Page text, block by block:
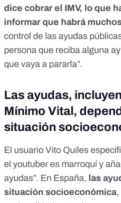
dice cobrar el IMV, lo que
informar que habrá
control de las ayudas
persona que reciba alguna
que vaya a pararla”.
Las ayudas,
Mínimo Vital,
situación
El usuario Vito Quiles
el youtuber es marroquí y
ayudas”. En España, las
situación socioeconómica,